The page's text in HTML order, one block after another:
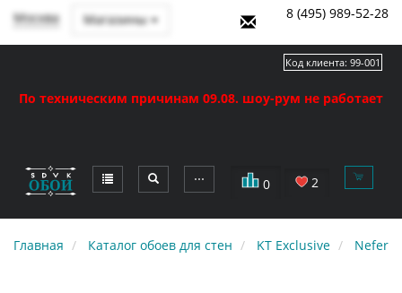
Москва Магазины 8 (495) 989-52-28
По техническим причинам 09.08. шоу-рум не работает
⋯ 0 2
Код клиента: 99-001
Главная Каталог обоев для стен KT Exclusive